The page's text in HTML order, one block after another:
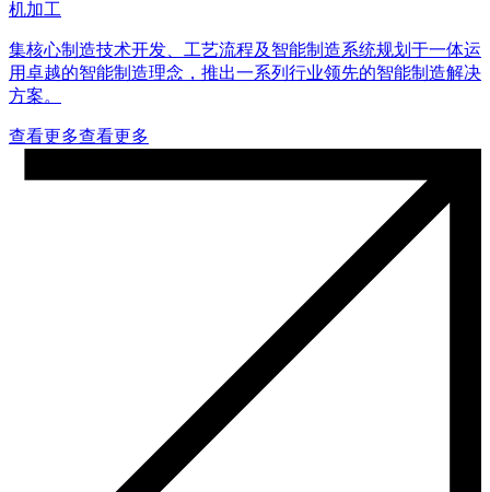
机加工
集核心制造技术开发、工艺流程及智能制造系统规划于一体运
用卓越的智能制造理念，推出一系列行业领先的智能制造解决
方案。
查看更多查看更多